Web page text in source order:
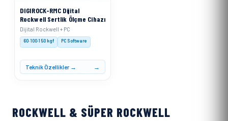
DIGIROCK-RMC Dijital
Rockwell Sertlik Ölçme Cihazı
Dijital Rockwell + PC
60·100·150 kgf PC Software
Teknik Özellikler →
ROCKWELL & SÜPER ROCKWELL